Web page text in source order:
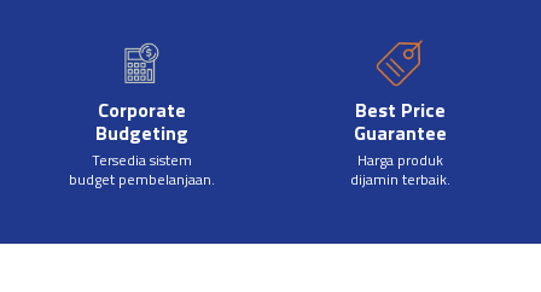
Corporate
Budgeting
Tersedia sistem
budget pembelanjaan.
Best Price
Guarantee
Harga produk
dijamin terbaik.